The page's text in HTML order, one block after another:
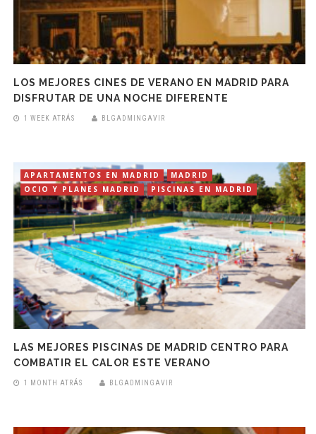
LOS MEJORES CINES DE VERANO EN MADRID PARA
DISFRUTAR DE UNA NOCHE DIFERENTE
1 WEEK ATRÁS BLGADMINGAVIR
APARTAMENTOS EN MADRID
MADRID
OCIO Y PLANES MADRID
PISCINAS EN MADRID
LAS MEJORES PISCINAS DE MADRID CENTRO PARA
COMBATIR EL CALOR ESTE VERANO
1 MONTH ATRÁS BLGADMINGAVIR